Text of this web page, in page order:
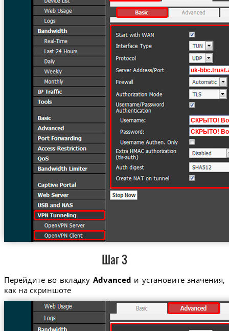
Шаг 3
Перейдите во вкладку Advanced и установите значения,
как на скриншоте